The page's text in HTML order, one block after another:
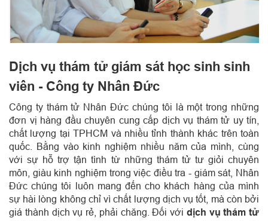
Dịch vụ thám tử giám sát học sinh sinh
viên - Công ty Nhân Đức
Công ty thám tử Nhân Đức chúng tôi là một trong những
đơn vị hàng đầu chuyên cung cấp dịch vụ thám tử uy tín,
chất lượng tại TPHCM và nhiều tỉnh thành khác trên toàn
quốc. Bằng vào kinh nghiệm nhiều năm của mình, cùng
với sự hỗ trợ tận tình từ những thám tử tư giỏi chuyên
môn, giàu kinh nghiệm trong việc điều tra - giám sát, Nhân
Đức chúng tôi luôn mang đến cho khách hàng của mình
sự hài lòng không chỉ vì chất lượng dịch vụ tốt, mà còn bởi
giá thành dịch vụ rẻ, phải chăng. Đối với dịch vụ thám tử